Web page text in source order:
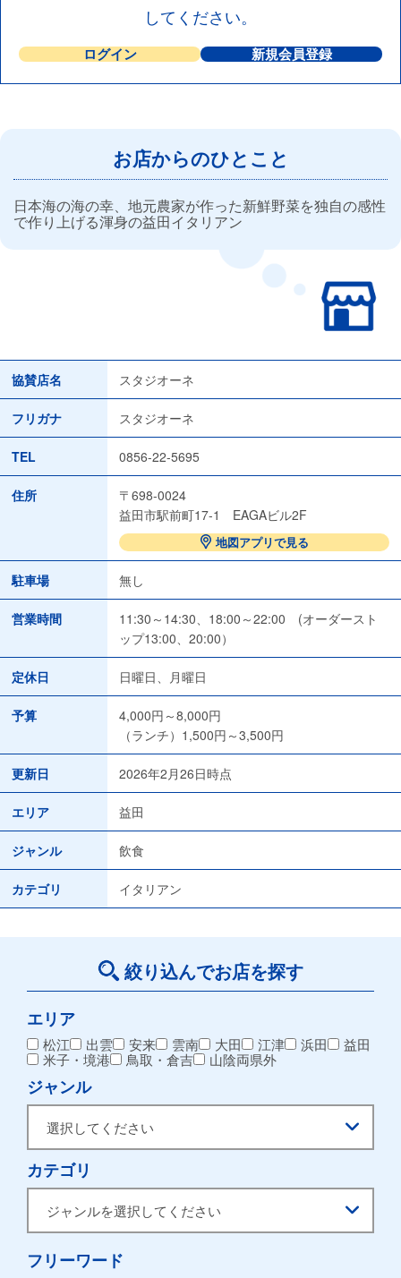
してください。
ログイン 新規会員登録
お店からのひとこと
日本海の海の幸、地元農家が作った新鮮野菜を独自の感性
で作り上げる渾身の益田イタリアン
協賛店名 スタジオーネ
フリガナ スタジオーネ
TEL 0856-22-5695
住所
〒698-0024
益田市駅前町17-1 EAGAビル2F
地図アプリで見る
駐車場 無し
営業時間
11:30～14:30、18:00～22:00 (オーダースト
ップ13:00、20:00）
定休日 日曜日、月曜日
予算
4,000円～8,000円
（ランチ）1,500円～3,500円
更新日 2026年2月26日時点
エリア 益田
ジャンル 飲食
カテゴリ イタリアン
絞り込んでお店を探す
エリア
松江 出雲 安来 雲南 大田 江津 浜田
益田
米子・境港
鳥取・倉吉 山陰両県外
ジャンル
カテゴリ
フリーワード